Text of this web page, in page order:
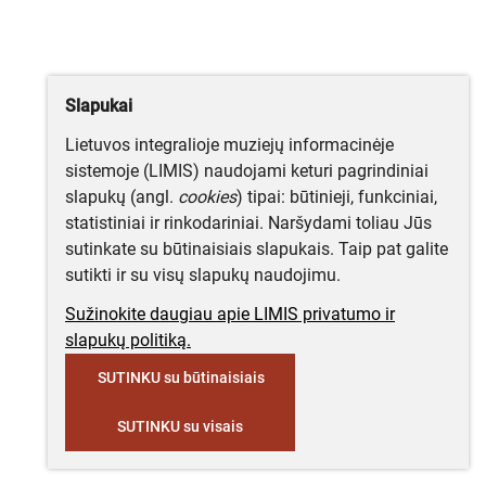
Slapukai
Lietuvos integralioje muziejų informacinėje
sistemoje (LIMIS) naudojami keturi pagrindiniai
slapukų (angl. cookies) tipai: būtinieji, funkciniai,
statistiniai ir rinkodariniai. Naršydami toliau Jūs
sutinkate su būtinaisiais slapukais. Taip pat galite
sutikti ir su visų slapukų naudojimu.
Sužinokite daugiau apie LIMIS privatumo ir
slapukų politiką.
SUTINKU su būtinaisiais
SUTINKU su visais